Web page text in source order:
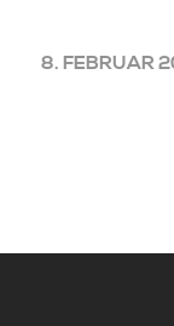
8. FEBRUAR